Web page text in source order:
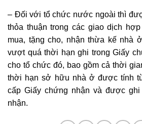
– Đối với tổ chức nước ngoài thì
thỏa thuận trong các giao dịch
mua, tặng cho, nhận thừa kế nhà
vượt quá thời hạn ghi trong Giấy
cho tổ chức đó, bao gồm cả thời
thời hạn sở hữu nhà ở được tính
cấp Giấy chứng nhận và được
nhận.